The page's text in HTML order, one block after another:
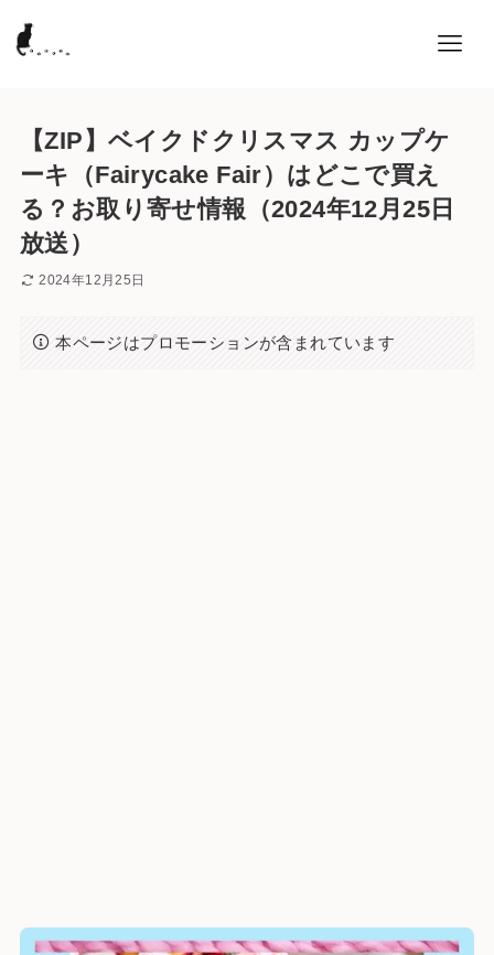
【ZIP】ベイクドクリスマス カップケ
ーキ（Fairycake Fair）はどこで買え
る？お取り寄せ情報（2024年12月25日
放送）
2024年12月25日
本ページはプロモーションが含まれています